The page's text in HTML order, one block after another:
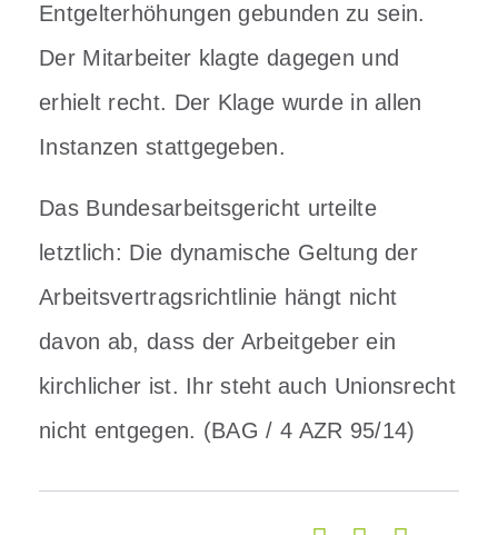
Entgelterhöhungen gebunden zu sein.
Der Mitarbeiter klagte dagegen und
erhielt recht. Der Klage wurde in allen
Instanzen stattgegeben.
Das Bundesarbeitsgericht urteilte
letztlich: Die dynamische Geltung der
Arbeitsvertragsrichtlinie hängt nicht
davon ab, dass der Arbeitgeber ein
kirchlicher ist. Ihr steht auch Unionsrecht
nicht entgegen. (BAG / 4 AZR 95/14)